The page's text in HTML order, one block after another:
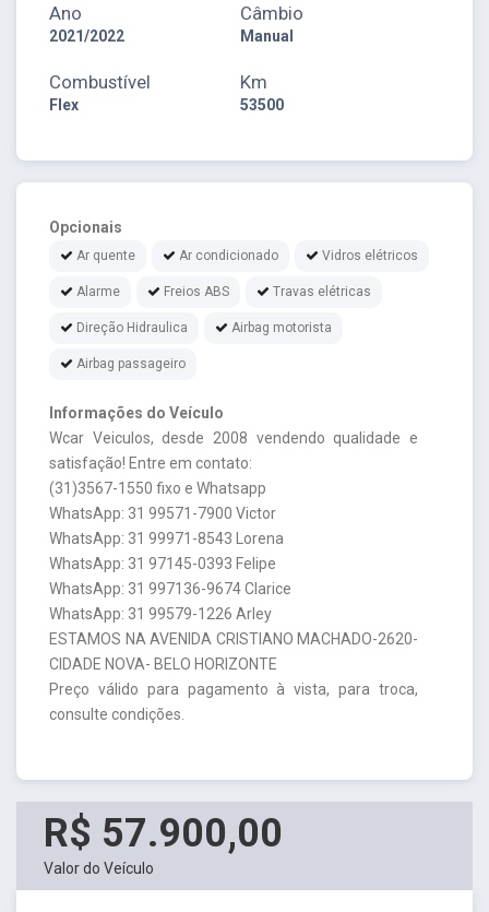
Ano
2021/2022
Câmbio
Manual
Combustível
Flex
Km
53500
Opcionais
Ar quente Ar condicionado Vidros elétricos
Alarme Freios ABS Travas elétricas
Direção Hidraulica Airbag motorista
Airbag passageiro
Informações do Veículo
Wcar Veiculos, desde 2008 vendendo qualidade e
satisfação! Entre em contato:
(31)3567-1550 fixo e Whatsapp
WhatsApp: 31 99571-7900 Victor
WhatsApp: 31 99971-8543 Lorena
WhatsApp: 31 97145-0393 Felipe
WhatsApp: 31 997136-9674 Clarice
WhatsApp: 31 99579-1226 Arley
ESTAMOS NA AVENIDA CRISTIANO MACHADO-2620-
CIDADE NOVA- BELO HORIZONTE
Preço válido para pagamento à vista, para troca,
consulte condições.
R$ 57.900,00
Valor do Veículo